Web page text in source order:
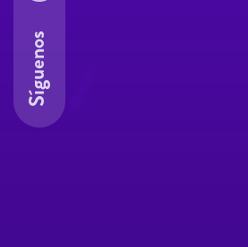
Síguenos